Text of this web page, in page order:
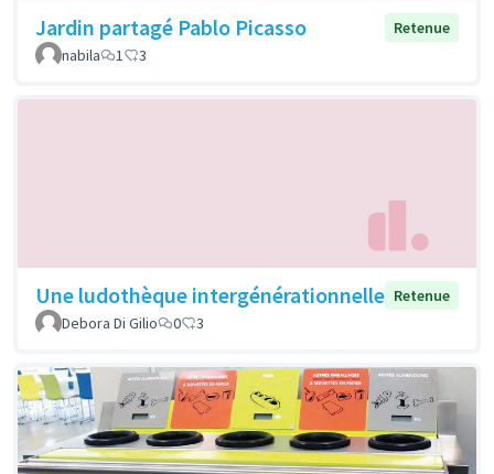
Jardin partagé Pablo Picasso
Retenue
nabila
1 3
Une ludothèque intergénérationnelle Retenue
Debora Di Gilio
0 3